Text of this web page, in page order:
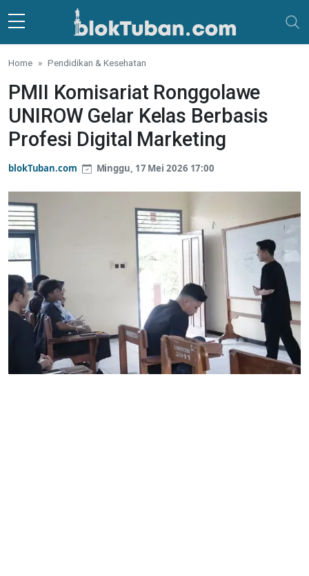
Skip to main content
Home Pendidikan & Kesehatan
PMII Komisariat Ronggolawe
UNIROW Gelar Kelas Berbasis
Profesi Digital Marketing
blokTuban.com Minggu, 17 Mei 2026 17:00